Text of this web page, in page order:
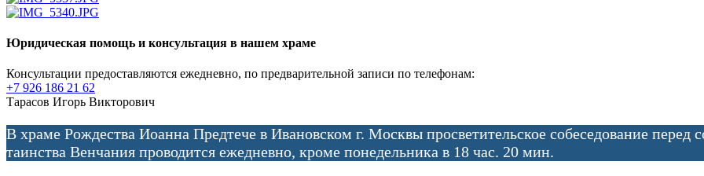
Юридическая помощь и консультация в нашем храме
Консультации предоставляются ежедневно, по предварительной записи по телефонам:
+7 926 186 21 62
Тарасов Игорь Викторович
В храме Рождества Иоанна Предтече в Ивановском г. Москвы просветительское собеседование перед
таинства Венчания проводится ежедневно, кроме понедельника в 18 час. 20 мин.